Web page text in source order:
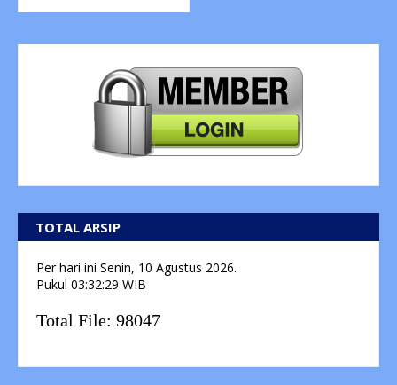
TOTAL ARSIP
Per hari ini Senin, 10 Agustus 2026.
Pukul 03:32:30 WIB
Total File: 98047